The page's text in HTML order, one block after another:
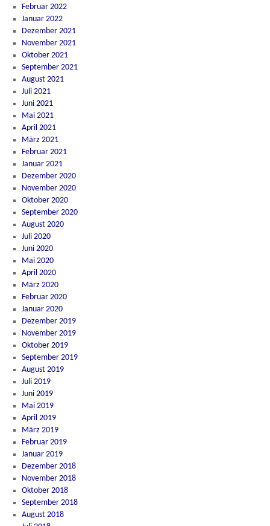
Februar 2022
Januar 2022
Dezember 2021
November 2021
Oktober 2021
September 2021
August 2021
Juli 2021
Juni 2021
Mai 2021
April 2021
März 2021
Februar 2021
Januar 2021
Dezember 2020
November 2020
Oktober 2020
September 2020
August 2020
Juli 2020
Juni 2020
Mai 2020
April 2020
März 2020
Februar 2020
Januar 2020
Dezember 2019
November 2019
Oktober 2019
September 2019
August 2019
Juli 2019
Juni 2019
Mai 2019
April 2019
März 2019
Februar 2019
Januar 2019
Dezember 2018
November 2018
Oktober 2018
September 2018
August 2018